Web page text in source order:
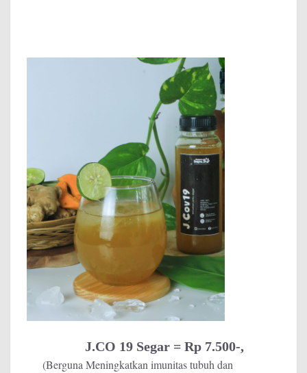
J.CO 19 Segar = Rp 7.500-,
(Berguna Meningkatkan imunitas tubuh dan